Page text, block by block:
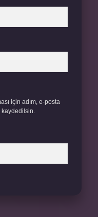
için adım, e-posta
kaydedilsin.